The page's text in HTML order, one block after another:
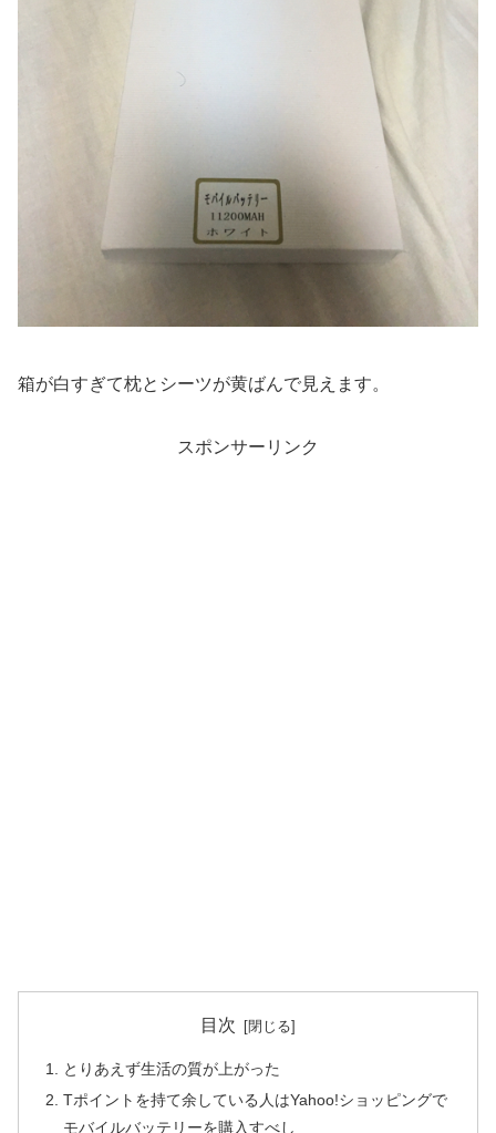
箱が白すぎて枕とシーツが黄ばんで見えます。
スポンサーリンク
目次
とりあえず生活の質が上がった
Tポイントを持て余している人はYahoo!ショッピングで
モバイルバッテリーを購入すべし